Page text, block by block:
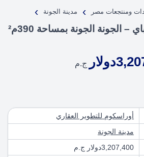
ومنتجعات مصر › مدينة الجونة ›
فيلا للبيع في نورث باي – الجونة الجونة بمساحة 390م²
ج.م
أوراسكوم للتطوير العقاري
مدينة الجونة
3,207,400دولار ج.م